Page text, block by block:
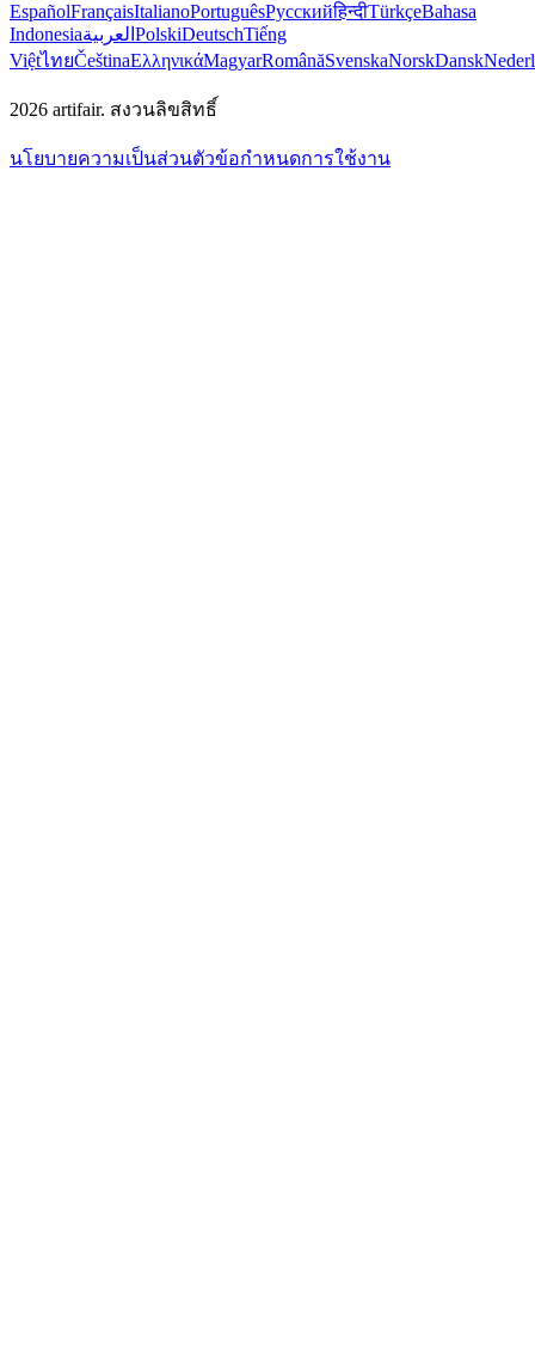
EspañolFrançaisItalianoPortuguêsРусскийहिन्दीTürkçeBahasa
Indonesiaالعربية PolskiDeutschTiếng
ViệtไทยČeštinaΕλληνικάMagyarRomânăSvenskaNorskDansk
2026 artifair. สงวนลิขสิทธิ์
นโยบายความเป็นส่วนตัวข้อกำหนดการใช้งาน